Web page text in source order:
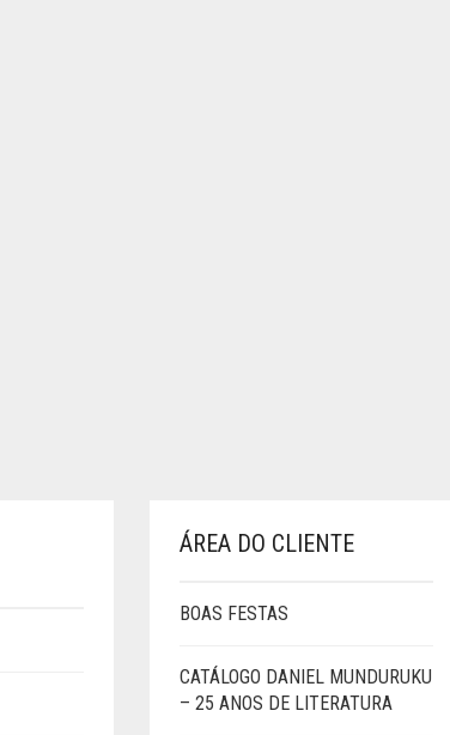
ÁREA DO CLIENTE
BOAS FESTAS
CATÁLOGO DANIEL MUNDURUKU
– 25 ANOS DE LITERATURA